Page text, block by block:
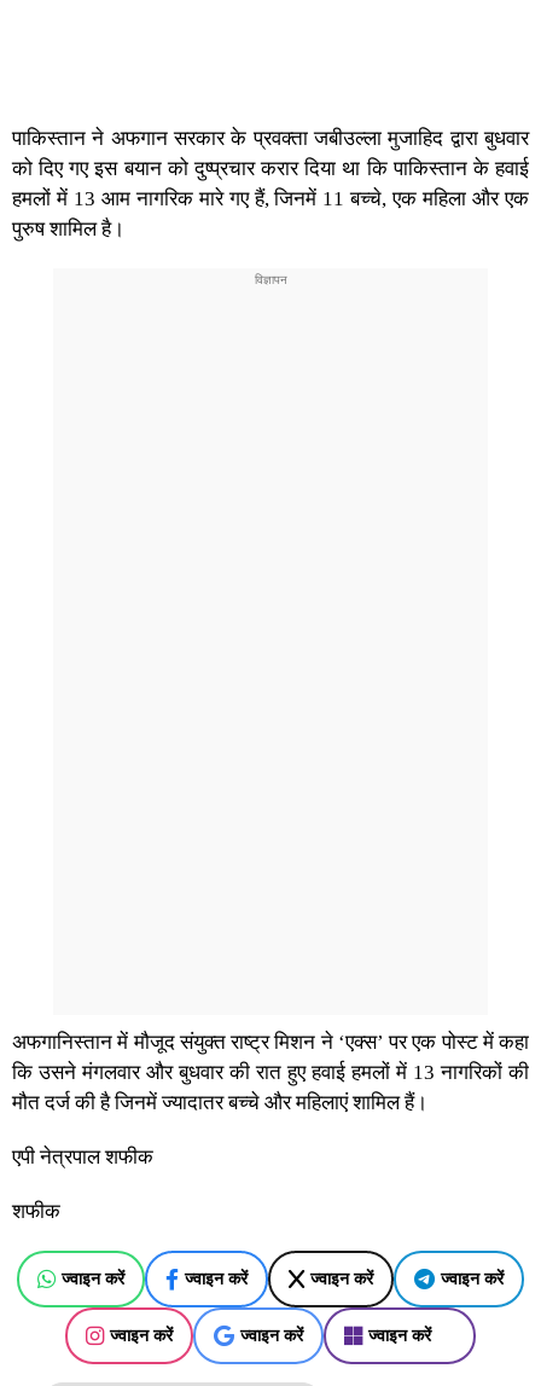
पाकिस्तान ने अफगान सरकार के प्रवक्ता जबीउल्ला मुजाहिद द्वारा बुधवार
को दिए गए इस बयान को दुष्प्रचार करार दिया था कि पाकिस्तान के हवाई
हमलों में 13 आम नागरिक मारे गए हैं, जिनमें 11 बच्चे, एक महिला और एक
पुरुष शामिल है।
अफगानिस्तान में मौजूद संयुक्त राष्ट्र मिशन ने ‘एक्स’ पर एक पोस्ट में कहा
कि उसने मंगलवार और बुधवार की रात हुए हवाई हमलों में 13 नागरिकों की
मौत दर्ज की है जिनमें ज्यादातर बच्चे और महिलाएं शामिल हैं।
एपी नेत्रपाल शफीक
शफीक
ज्वाइन करें ज्वाइन करें ज्वाइन करें ज्वाइन करें
ज्वाइन करें ज्वाइन करें ज्वाइन करें